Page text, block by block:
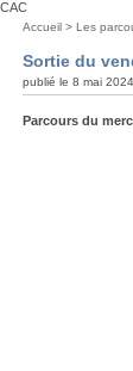
CAC
Vous
ici
:
Accueil >Les
Sortie du
publié le 8 mai 2024
Parcours du